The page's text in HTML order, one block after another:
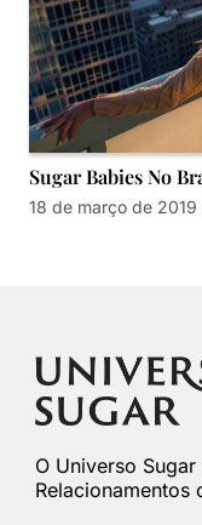
Sugar Babies No
18 de março de 2019
O Universo
Relacionamentos